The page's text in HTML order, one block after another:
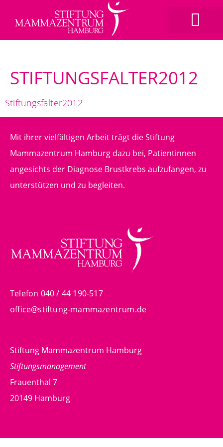
STIFTUNGSFALTER2012
Stiftungsfalter2012
Mit ihrer vielfältigen Arbeit trägt die Stiftung
Mammazentrum Hamburg dazu bei, Patientinnen
angesichts der Diagnose Brustkrebs aufzufangen, zu
unterstützen und zu begleiten.
Telefon 040 / 44 190-517
office@stiftung-mammazentrum.de
Stiftung Mammazentrum Hamburg
Stiftungsmanagement
Frauenthal 7
20149 Hamburg